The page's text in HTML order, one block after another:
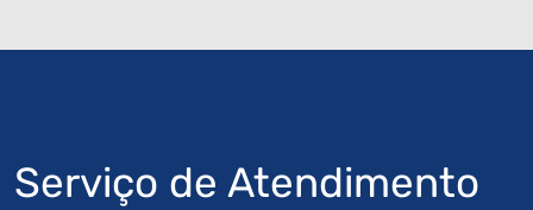
Serviço de Atendimento